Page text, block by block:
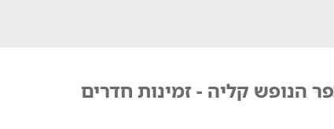
הנופש קליה - זמינות חדרים